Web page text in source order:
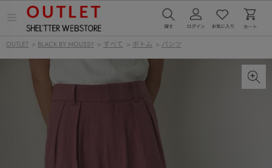
ー
を
OUTLET > BLACK BY MOUSSY > すべて > ボトム > パンツ